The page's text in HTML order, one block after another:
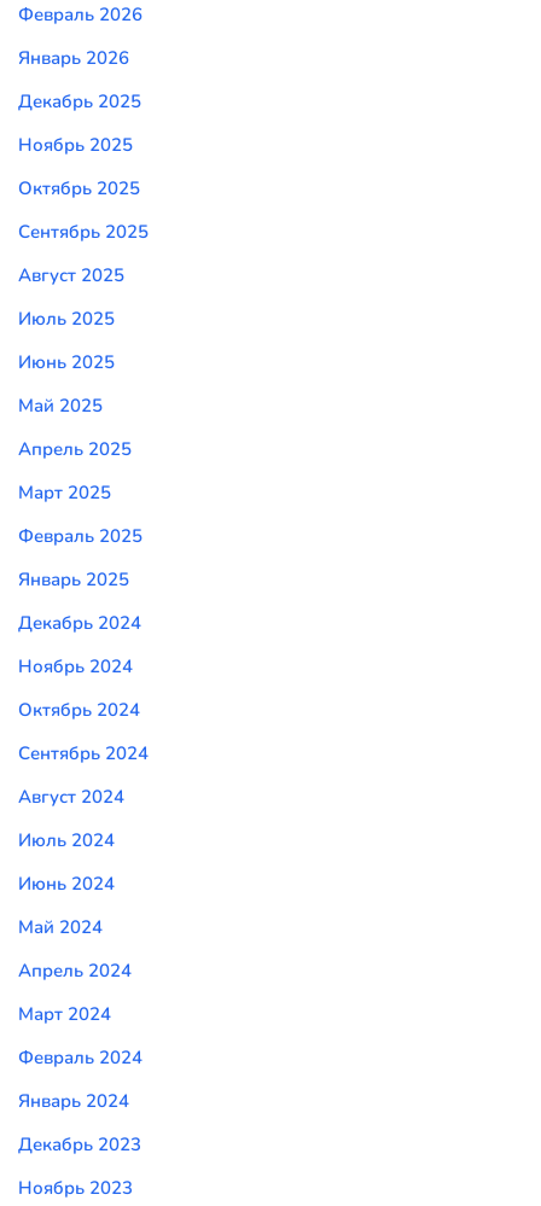
Февраль 2026
Январь 2026
Декабрь 2025
Ноябрь 2025
Октябрь 2025
Сентябрь 2025
Август 2025
Июль 2025
Июнь 2025
Май 2025
Апрель 2025
Март 2025
Февраль 2025
Январь 2025
Декабрь 2024
Ноябрь 2024
Октябрь 2024
Сентябрь 2024
Август 2024
Июль 2024
Июнь 2024
Май 2024
Апрель 2024
Март 2024
Февраль 2024
Январь 2024
Декабрь 2023
Ноябрь 2023